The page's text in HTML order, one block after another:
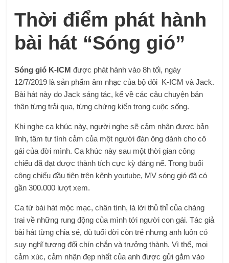
Thời điểm phát hành
bài hát “Sóng gió”
Sóng gió K-ICM được phát hành vào 8h tối, ngày
12/7/2019 là sản phẩm âm nhạc của bộ đôi K-ICM và Jack.
Bài hát này do Jack sáng tác, kể về các câu chuyện bản
thân từng trải qua, từng chứng kiến trong cuộc sống.
Khi nghe ca khúc này, người nghe sẽ cảm nhận được bản
lĩnh, tâm tư tình cảm của một người đàn ông dành cho cô
gái của đời mình. Ca khúc này sau một thời gian công
chiếu đã đạt được thành tích cực kỳ đáng nể. Trong buổi
công chiếu đầu tiên trên kênh youtube, MV sóng gió đã có
gần 300.000 lượt xem.
Ca từ bài hát mộc mạc, chân tình, là lời thủ thỉ của chàng
trai về những rung động của mình tới người con gái. Tác giả
bài hát từng chia sẻ, dù tuổi đời còn trẻ nhưng anh luôn có
suy nghĩ tương đối chín chắn và trưởng thành. Vì thế, mọi
cảm xúc, cảm nhận đẹp nhất của anh được gửi gắm vào